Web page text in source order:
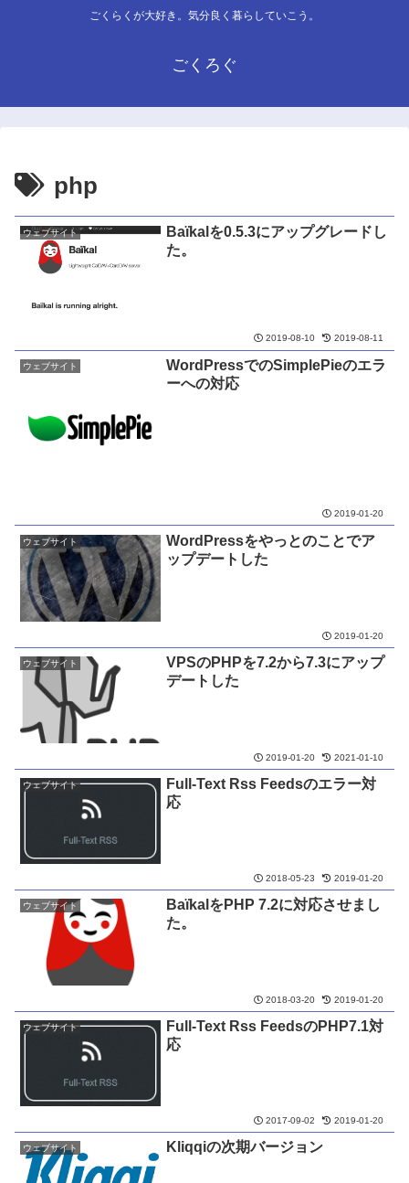
ごくらくが大好き。気分良く暮らしていこう。
ごくろぐ
php
ウェブサイト
Baïkalを0.5.3にアップグレードし
た。
2019-08-10 2019-08-11
ウェブサイト
WordPressでのSimplePieのエラ
ーへの対応
2019-01-20
ウェブサイト
WordPressをやっとのことでア
ップデートした
2019-01-20
ウェブサイト
VPSのPHPを7.2から7.3にアップ
デートした
2019-01-20 2021-01-10
ウェブサイト
Full-Text Rss Feedsのエラー対
応
2018-05-23 2019-01-20
ウェブサイト
BaïkalをPHP 7.2に対応させまし
た。
2018-03-20 2019-01-20
ウェブサイト
Full-Text Rss FeedsのPHP7.1対
応
2017-09-02 2019-01-20
ウェブサイト Kliqqiの次期バージョン